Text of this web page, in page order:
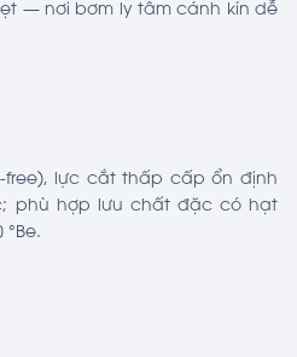
— nơi bơm ly tâm cánh kín dễ
free), lực cắt thấp cấp ổn định
phù hợp lưu chất đặc có hạt